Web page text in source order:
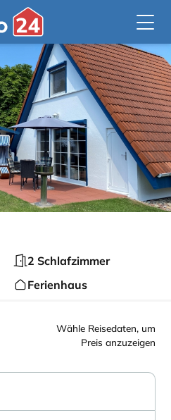
2 Schlafzimmer
Ferienhaus
Wähle Reisedaten, um
Preis anzuzeigen